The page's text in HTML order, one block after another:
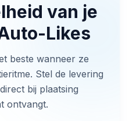
van je
Likes
beste wanneer ze
Stel de levering
bij plaatsing
ontvangt.